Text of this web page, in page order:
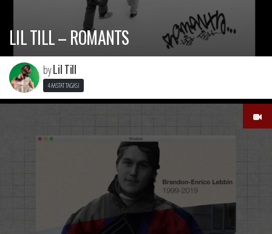
LIL TILL – ROMANTS
byLil Till
4 AASTAT TAGASI